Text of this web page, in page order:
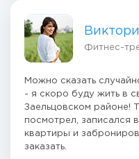
Фитнес-
Можно сказать
- я скоро буду жить в
Заельцовском районе!
посмотрел, записался
квартиры и
заказать.